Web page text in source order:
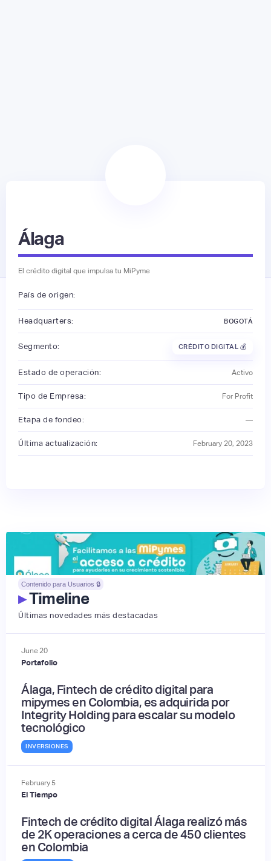
Álaga
El crédito digital que impulsa tu MiPyme
País de origen:
Headquarters: BOGOTÁ
Segmento: CRÉDITO DIGITAL 💰
Estado de operación: Activo
Tipo de Empresa: For Profit
Etapa de fondeo: —
Última actualización: February 20, 2023
Contenido para Usuarios 🔒
▸Timeline
Últimas novedades más destacadas
June20
Portafolio
Álaga, Fintech de crédito digital para
mipymes en Colombia, es adquirida por
Integrity Holding para escalar su modelo
tecnológico
INVERSIONES
February 5
El Tiempo
Fintech de crédito digital Álaga realizó más
de 2K operaciones a cerca de 450 clientes
en Colombia